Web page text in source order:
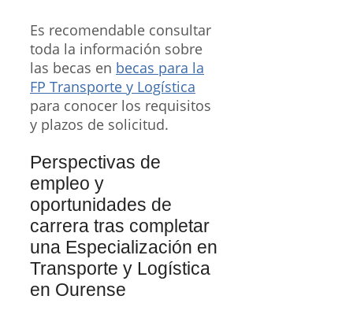
Es recomendable consultar
toda la información sobre
las becas en becas para la
FP Transporte y Logística
para conocer los requisitos
y plazos de solicitud.
Perspectivas de
empleo y
oportunidades de
carrera tras completar
una Especialización en
Transporte y Logística
en Ourense